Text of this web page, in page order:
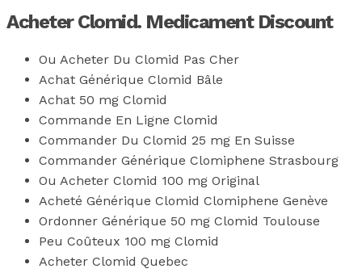
Acheter Clomid. Medicament Discount
Ou Acheter Du Clomid Pas Cher
Achat Générique Clomid Bâle
Achat 50 mg Clomid
Commande En Ligne Clomid
Commander Du Clomid 25 mg En Suisse
Commander Générique Clomiphene Strasbourg
Ou Acheter Clomid 100 mg Original
Acheté Générique Clomid Clomiphene Genève
Ordonner Générique 50 mg Clomid Toulouse
Peu Coûteux 100 mg Clomid
Acheter Clomid Quebec